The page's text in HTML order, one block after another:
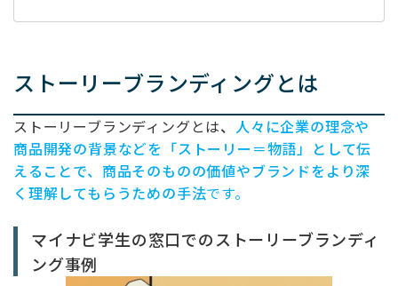
ストーリーブランディングとは
ストーリーブランディングとは、 人々に企業の理念や
商品開発の背景などを「ストーリー＝物語」として伝
えることで、商品そのものの価値やブランドをより深
く理解してもらうための手法です。
マイナビ学生の窓口でのストーリーブランディ
ング事例